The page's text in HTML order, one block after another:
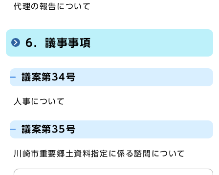
代理の報告について
6．議事事項
議案第34号
人事について
議案第35号
川崎市重要郷土資料指定に係る諮問について